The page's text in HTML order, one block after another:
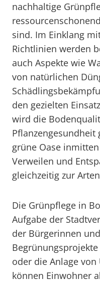
nachhaltige
sind. Im Einklang
Richtlinien werden
auch Aspekte wie
von natürlichen
den gezielten
wird die
Pflanzengesundheit
grüne Oase
Verweilen und
gleichzeitig zur
Die Grünpflege in
Aufgabe der
der Bürgerinnen
oder die Anlage von
können Einwohner